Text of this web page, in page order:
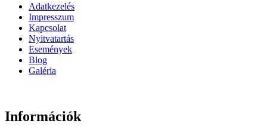
Adatkezelés
Impresszum
Kapcsolat
Nyitvatartás
Események
Blog
Galéria
Információk